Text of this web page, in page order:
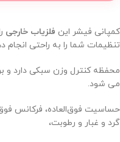
کمپانی فیشر این فلزیاب خارجی
تنظیمات شما را به راحتی انجام
محفظه کنترل وزن سبکی دارد و
می شود.
حساسیت فوق‌العاده، فرکانس
گرد و غبار و رطوبت،